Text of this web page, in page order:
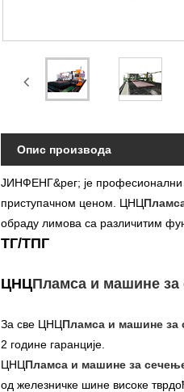
Опис производа
ЈИНФЕНГ&рег; је
приступачном ценом. ЦНЦ
обраду лимова са различитим
ТГ/ТПГ
ЦНЦПламса и машине за
За све ЦНЦПламса и машине за
2 године гаранције.
ЦНЦПламса и машине за
од железничке шине високе